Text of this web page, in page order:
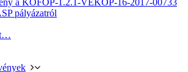
a KÖFOP-1.2.1-VEKOP-16-2017-00733
pályázatról